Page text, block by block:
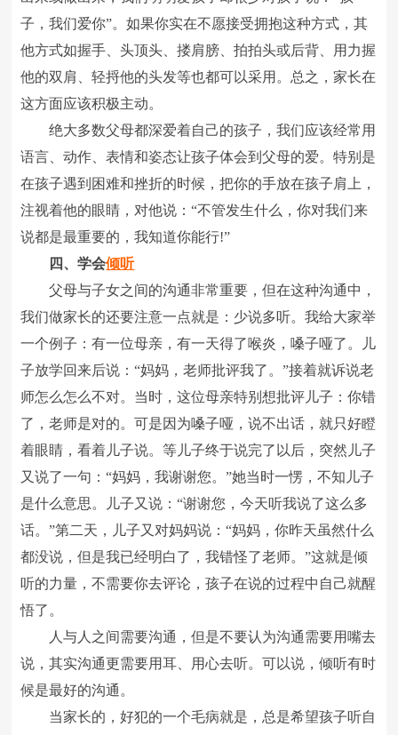
子，我们爱你”。如果你实在不愿接受拥抱这种方式，其
他方式如握手、头顶头、搂肩膀、拍拍头或后背、用力握
他的双肩、轻捋他的头发等也都可以采用。总之，家长在
这方面应该积极主动。
绝大多数父母都深爱着自己的孩子，我们应该经常用
语言、动作、表情和姿态让孩子体会到父母的爱。特别是
在孩子遇到困难和挫折的时候，把你的手放在孩子肩上，
注视着他的眼睛，对他说：“不管发生什么，你对我们来
说都是最重要的，我知道你能行!”
四、学会倾听
父母与子女之间的沟通非常重要，但在这种沟通中，
我们做家长的还要注意一点就是：少说多听。我给大家举
一个例子：有一位母亲，有一天得了喉炎，嗓子哑了。儿
子放学回来后说：“妈妈，老师批评我了。”接着就诉说老
师怎么怎么不对。当时，这位母亲特别想批评儿子：你错
了，老师是对的。可是因为嗓子哑，说不出话，就只好瞪
着眼睛，看着儿子说。等儿子终于说完了以后，突然儿子
又说了一句：“妈妈，我谢谢您。”她当时一愣，不知儿子
是什么意思。儿子又说：“谢谢您，今天听我说了这么多
话。”第二天，儿子又对妈妈说：“妈妈，你昨天虽然什么
都没说，但是我已经明白了，我错怪了老师。”这就是倾
听的力量，不需要你去评论，孩子在说的过程中自己就醒
悟了。
人与人之间需要沟通，但是不要认为沟通需要用嘴去
说，其实沟通更需要用耳、用心去听。可以说，倾听有时
候是最好的沟通。
当家长的，好犯的一个毛病就是，总是希望孩子听自